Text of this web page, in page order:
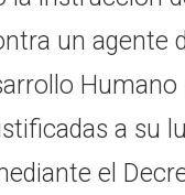
un agente
a su
el